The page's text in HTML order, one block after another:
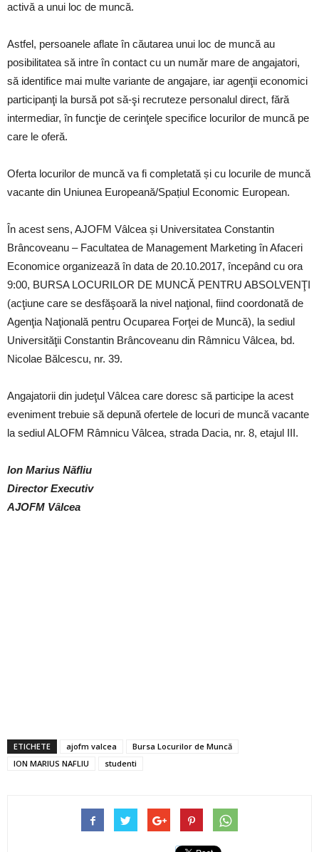
activă a unui loc de muncă.
Astfel, persoanele aflate în căutarea unui loc de muncă au
posibilitatea să intre în contact cu un număr mare de angajatori,
să identifice mai multe variante de angajare, iar agenţii economici
participanţi la bursă pot să-şi recruteze personalul direct, fără
intermediar, în funcţie de cerinţele specifice locurilor de muncă pe
care le oferă.
Oferta locurilor de muncă va fi completată și cu locurile de muncă
vacante din Uniunea Europeană/Spațiul Economic European.
În acest sens, AJOFM Vâlcea și Universitatea Constantin
Brâncoveanu – Facultatea de Management Marketing în Afaceri
Economice organizează în data de 20.10.2017, începând cu ora
9:00, BURSA LOCURILOR DE MUNCĂ PENTRU ABSOLVENŢI
(acţiune care se desfăşoară la nivel naţional, fiind coordonată de
Agenţia Naţională pentru Ocuparea Forţei de Muncă), la sediul
Universităţii Constantin Brâncoveanu din Râmnicu Vâlcea, bd.
Nicolae Bălcescu, nr. 39.
Angajatorii din judeţul Vâlcea care doresc să participe la acest
eveniment trebuie să depună ofertele de locuri de muncă vacante
la sediul ALOFM Râmnicu Vâlcea, strada Dacia, nr. 8, etajul III.
Ion Marius Năfliu
Director Executiv
AJOFM Vâlcea
ETICHETE ajofm valcea
Bursa Locurilor de Muncă
ION MARIUS NAFLIU
studenti